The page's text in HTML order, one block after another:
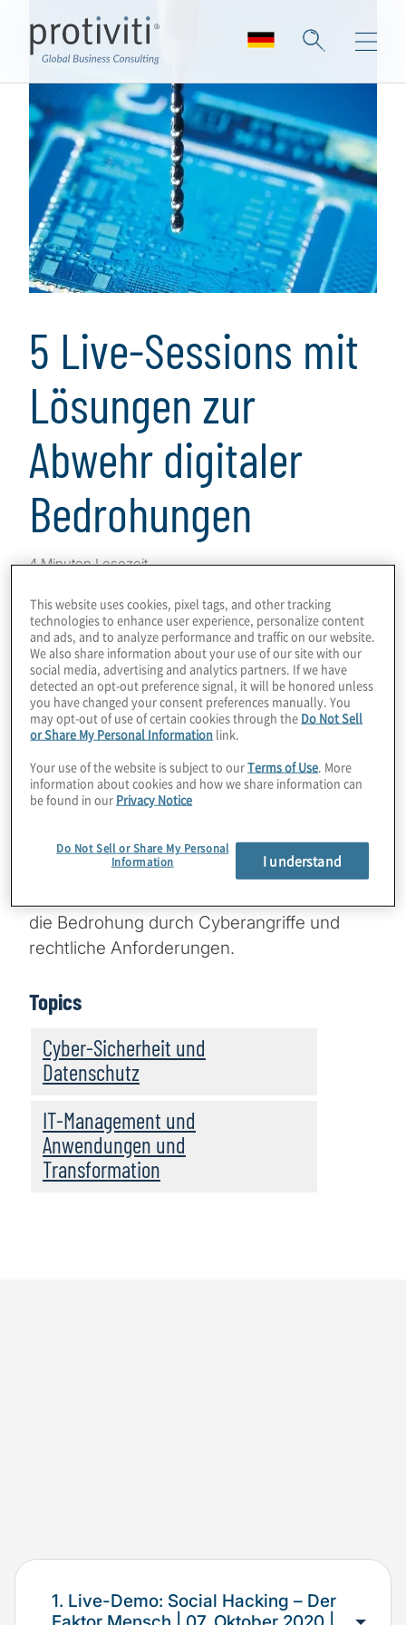
5 Live-Sessions mit
Lösungen zur
Abwehr digitaler
Bedrohungen
4 Minuten Lesezeit
Was tun Sie, um Ihr Unternehmen vor
digitalen Bedrohungen zu schützen?
In unserer gemeinsamenOnline
ITgewähren wir Ihnen exklusive Einblicke in
gängige Methoden und Top-Themenfelder
Mit innovativen Lösungsansätzen nehmen
die Bedrohung durch Cyberangriffe und
rechtliche Anforderungen.
Topics
Cyber-Sicherheit und
Datenschutz
IT-Management und
Anwendungen und
Transformation
1. Live-Demo: Social Hacking – Der
This website uses cookies, pixel tags, and other tracking
technologies to enhance user experience, personalize content
and ads, and to analyze performance and traffic on our website.
We also share information about your use of our site with our
social media, advertising and analytics partners. If we have
detected an opt-out preference signal, it will be honored unless
you have changed your consent preferences manually. You
may opt-out of use of certain cookies through the Do Not Sell
or Share My Personal Information link.
Your use of the website is subject to ourTerms of Use . More
information about cookies and how we share information can
be found in our Privacy Notice
Do Not Sell or Share My Personal
Information
I understand